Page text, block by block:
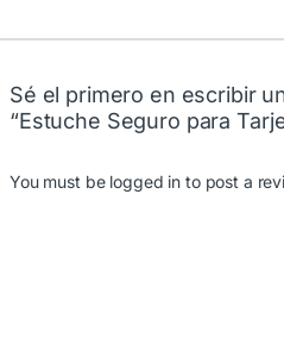
Sé el primero en escribir
“Estuche Seguro para
You must be logged in to post a